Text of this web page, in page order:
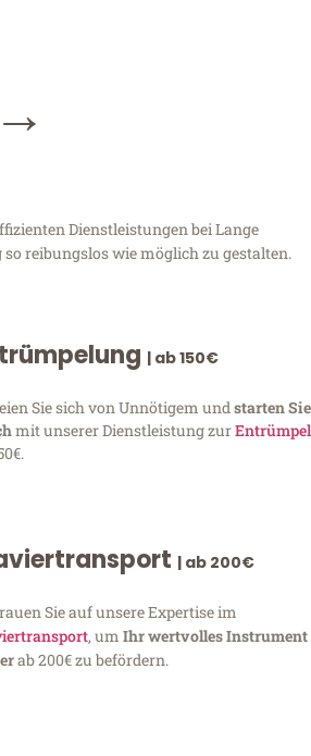
Dienstleistungen bei Lange
reibungslos wie möglich zu gestalten.
| ab 150€
Sie sich von Unnötigem undstarten Sie
mit unserer Dienstleistung zur
| ab 200€
Sie auf unsere Expertise im
, um Ihr wertvolles Instrument
ab 200€ zu befördern.